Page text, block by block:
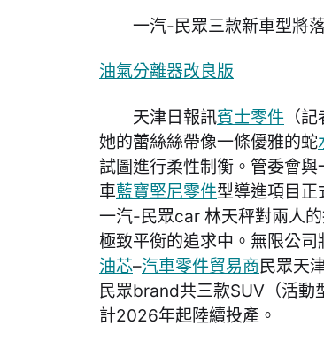
一汽-民眾三款新車型將
油氣分離器改良版
天津日報訊賓士零件 （
她的蕾絲絲帶像一條優雅的蛇
試圖進行柔性制衡。管委會
車藍寶堅尼零件型導進項目正
一汽-民眾car 林天秤對兩人
極致平衡的追求中。無限公
油芯–汽車零件貿易商民眾天
民眾brand共三款SUV（活動
計2026年起陸續投產。